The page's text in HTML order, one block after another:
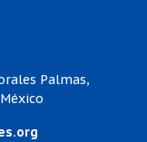
Palmas,